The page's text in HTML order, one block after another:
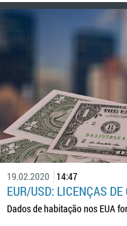
19.02.2020 14:47
EUR/USD: LICENÇAS
Dados de habitação nos EUA